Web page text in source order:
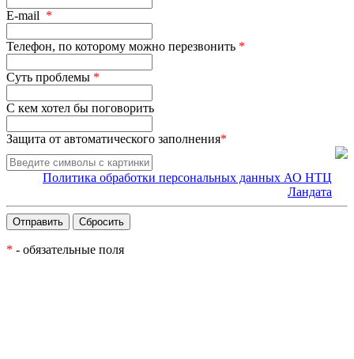
E-mail *
Телефон, по которому можно перезвонить *
Суть проблемы *
С кем хотел бы поговорить
Защита от автоматического заполнения*
Политика обработки персональных данных АО НТЦ
Ландата
* - обязательные поля